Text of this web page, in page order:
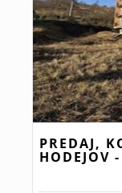
PREDAJ,
HODEJOV